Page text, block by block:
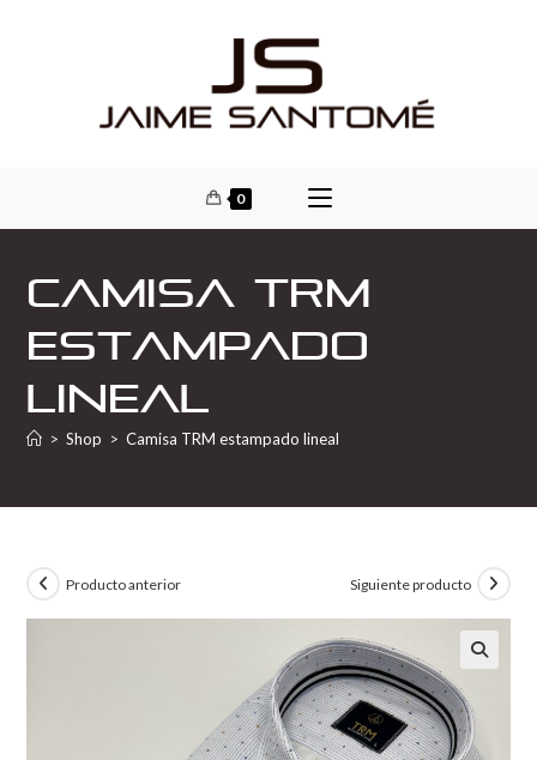
0
Camisa TRM
estampado
lineal
> Shop > Camisa TRM estampado lineal
Producto anterior Siguiente producto